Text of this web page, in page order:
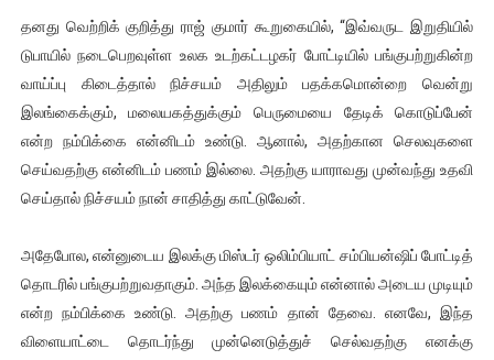
தனது வெற்றிக் குறித்து ராஜ் குமார் கூறுகையில், “இவ்வருட இறுதியில்
டுபாயில் நடைபெறவுள்ள உலக உடற்கட்டழகர் போட்டியில் பங்குபற்றுகின்ற
வாய்ப்பு கிடைத்தால் நிச்சயம் அதிலும் பதக்கமொன்றை வென்று
இலங்கைக்கும், மலையகத்துக்கும் பெருமையை தேடிக் கொடுப்பேன்
என்ற நம்பிக்கை என்னிடம் உண்டு. ஆனால், அதற்கான செலவுகளை
செய்வதற்கு என்னிடம் பணம் இல்லை. அதற்கு யாராவது முன்வந்து உதவி
செய்தால் நிச்சயம் நான் சாதித்து காட்டுவேன்.
அதேபோல, என்னுடைய இலக்கு மிஸ்டர் ஒலிம்பியாட் சம்பியன்ஷிப் போட்டித்
தொடரில் பங்குபற்றுவதாகும். அந்த இலக்கையும் என்னால் அடைய முடியும்
என்ற நம்பிக்கை உண்டு. அதற்கு பணம் தான் தேவை. எனவே, இந்த
விளையாட்டை தொடர்ந்து முன்னெடுத்துச் செல்வதற்கு எனக்கு